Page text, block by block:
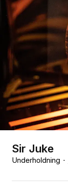
Sir Juke
Underholdning